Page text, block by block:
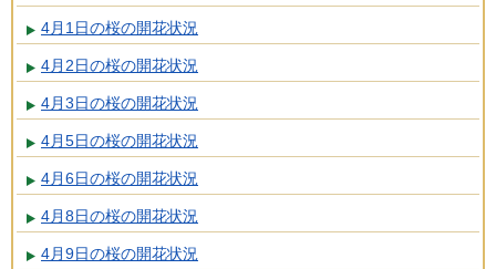
4月1日の桜の開花状況
4月2日の桜の開花状況
4月3日の桜の開花状況
4月5日の桜の開花状況
4月6日の桜の開花状況
4月8日の桜の開花状況
4月9日の桜の開花状況